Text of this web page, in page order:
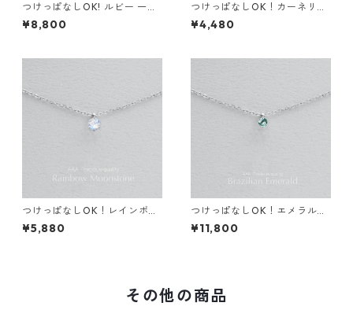
つけっぱなしOK! ルビー 一粒
ネックレス AAA 金属アレルギ
ー対応 サージカルステンレス
¥8,800
つけっぱなしOK！カーネリア
ン 一粒ネックレス AAA 金属
アレルギー サージカルステン
¥4,480
つけっぱなしOK！レインボー
ムーンストーン 一粒ネックレ
ス 金属アレルギー対応 サージ
¥5,880
つけっぱなしOK！エメラルド
AAA 一粒ネックレス 金属アレ
ルギー対応 サージカルステン
¥11,800
その他の商品